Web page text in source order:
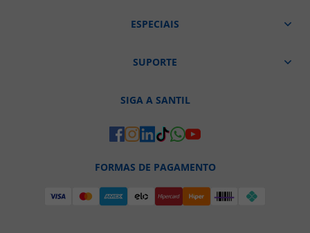
ESPECIAIS
SUPORTE
SIGA A SANTIL
FORMAS DE PAGAMENTO